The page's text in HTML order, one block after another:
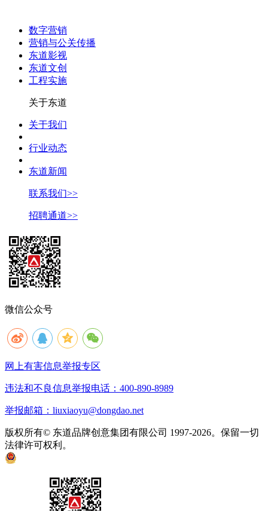
数字营销
营销与公关传播
东道影视
东道文创
工程实施
关于东道
关于我们
行业动态
东道新闻
联系我们>>
招聘通道>>
微信公众号
网上有害信息举报专区
违法和不良信息举报电话：400-890-8989
举报邮箱：liuxiaoyu@dongdao.net
版权所有© 东道品牌创意集团有限公司 1997-2026。保留一切
法律许可权利。